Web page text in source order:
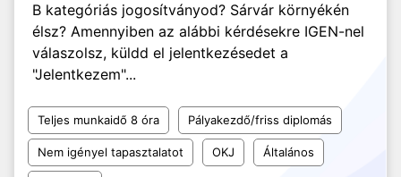
B kategóriás jogosítványod? Sárvár környékén
élsz? Amennyiben az alábbi kérdésekre IGEN-nel
válaszolsz, küldd el jelentkezésedet a
"Jelentkezem"...
Teljes munkaidő 8 óra Pályakezdő/friss diplomás
Nem igényel tapasztalatot OKJ Általános